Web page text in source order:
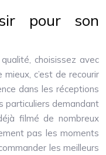
pour son
choisissez avec
mieux, c’est de recourir
dans les réceptions
particuliers demandant
filmé de nombreux
pas les moments
les meilleurs